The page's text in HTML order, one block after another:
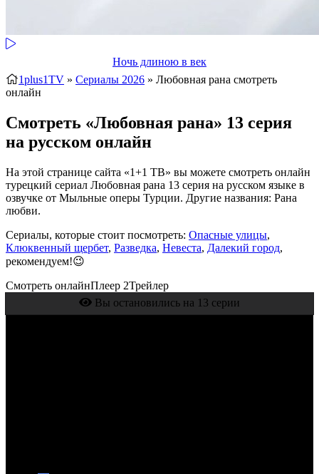
Ночь длиною в век
1plus1TV » Сериалы 2026 » Любовная рана смотреть
онлайн
Смотреть «Любовная рана» 13 серия
на русском онлайн
На этой странице сайта «1+1 ТВ» вы можете смотреть онлайн
турецкий сериал Любовная рана 13 серия на русском языке в
озвучке от Мыльные оперы Турции. Другие названия: Рана
любви.
Сериалы, которые стоит посмотреть: Опасные улицы,
Клюквенный щербет, Разведка, Невеста, Далекий город,
рекомендуем!😉
Смотреть онлайнПлеер 2Трейлер
Вы остановились на 13 серии